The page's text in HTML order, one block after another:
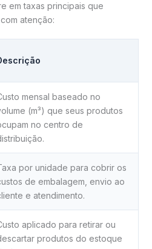
em taxas principais que
atenção:
mensal baseado no
(m³) que seus produtos
no centro de
por unidade para cobrir os
de embalagem, envio ao
e atendimento.
aplicado para retirar ou
produtos do estoque